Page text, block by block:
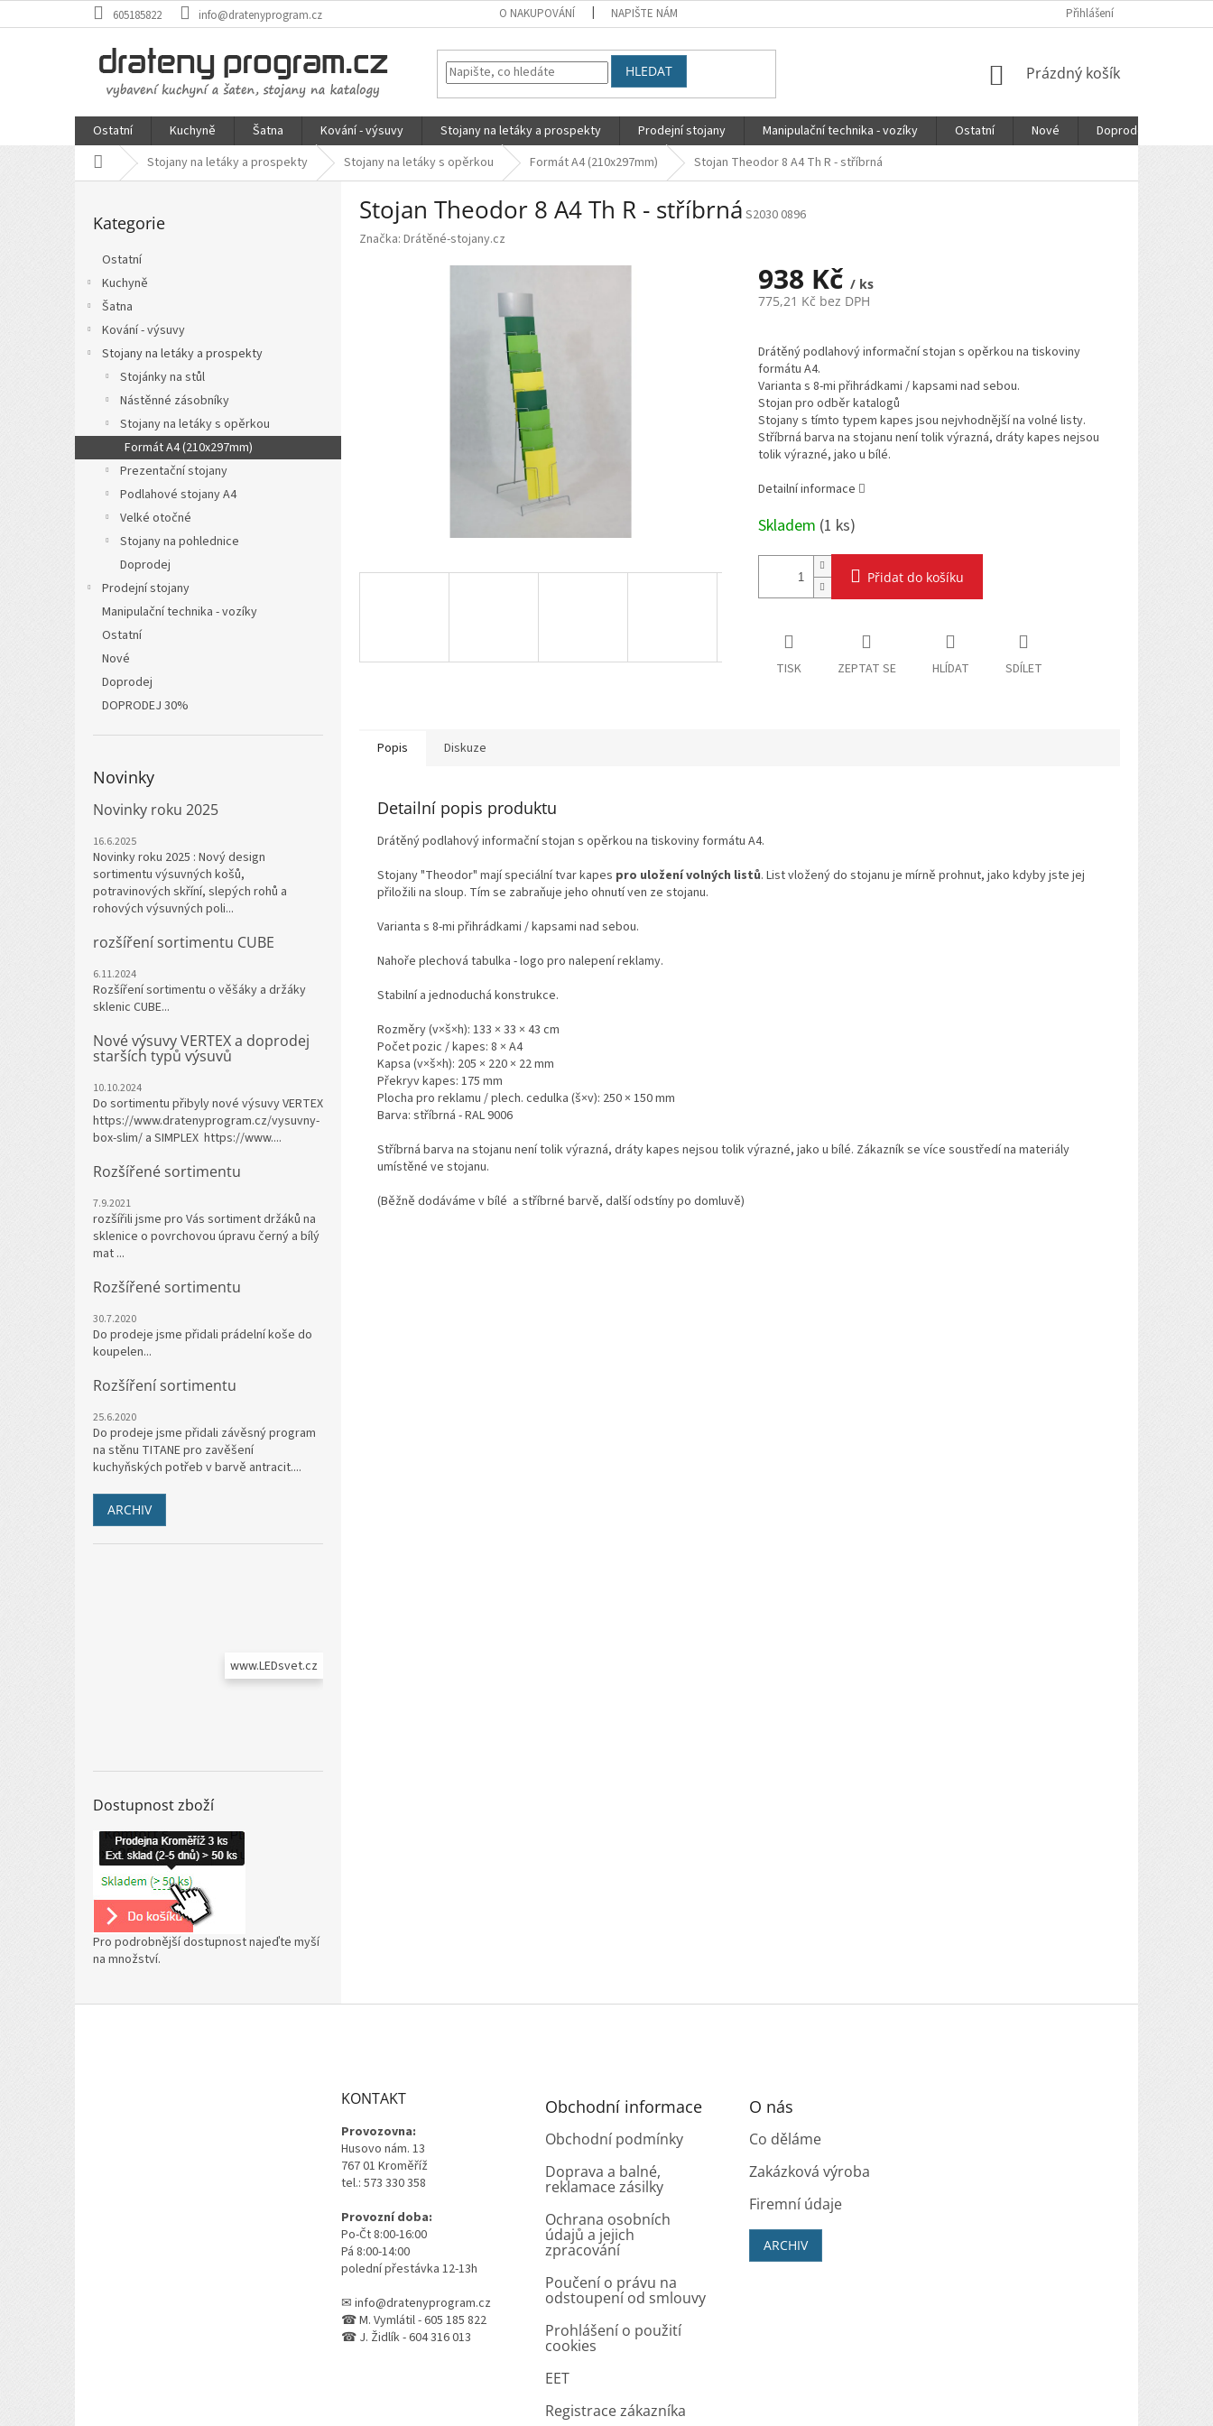
na
605185822 info@dratenyprogram.cz O NAKUPOVÁNÍ NAPIŠTE NÁM Přihlášení
HLEDAT
NÁKUPNÍ
Prázdný košík
Ostatní Kuchyně Šatna Kování - výsuvy Stojany na letáky a prospekty Prodejní stojany Manipulační technika - vozíky Ostatní Nové Doprodej
Domů Stojany na letáky a prospekty Stojany na letáky s opěrkou Formát A4 (210x297mm) Stojan Theodor 8 A4 Th R - stříbrná
kategorie
Kategorie
Ostatní
Kuchyně
Šatna
Kování - výsuvy
Stojany na letáky a prospekty
Stojánky na stůl
Nástěnné zásobníky
Stojany na letáky s opěrkou
Formát A4 (210x297mm)
Prezentační stojany
Podlahové stojany A4
Velké otočné
Stojany na pohlednice
Doprodej
Prodejní stojany
Manipulační technika - vozíky
Ostatní
Nové
Doprodej
DOPRODEJ 30%
Novinky
Novinky roku 2025
16.6.2025
Novinky roku 2025 : Nový design
sortimentu výsuvných košů,
potravinových skříní, slepých rohů a
rohových výsuvných poli...
rozšíření sortimentu CUBE
6.11.2024
Rozšíření sortimentu o věšáky a držáky
sklenic CUBE...
Nové výsuvy VERTEX a doprodej
starších typů výsuvů
10.10.2024
Do sortimentu přibyly nové výsuvy VERTEX
https://www.dratenyprogram.cz/vysuvny-
box-slim/ a SIMPLEX https://www....
Rozšířené sortimentu
7.9.2021
rozšířili jsme pro Vás sortiment držáků na
sklenice o povrchovou úpravu černý a bílý
mat ...
Rozšířené sortimentu
30.7.2020
Do prodeje jsme přidali prádelní koše do
koupelen...
Rozšíření sortimentu
25.6.2020
Do prodeje jsme přidali závěsný program
na stěnu TITANE pro zavěšení
kuchyňských potřeb v barvě antracit....
ARCHIV
www.LEDsvet.cz
Dostupnost zboží
Pro podrobnější dostupnost najeďte myší
na množství.
Stojan Theodor 8 A4 Th R - stříbrná S2030 0896
Značka: Drátěné-stojany.cz
938 Kč / ks
775,21 Kč bez DPH
cena:
Drátěný podlahový informační stojan s opěrkou na tiskoviny
formátu A4.
Varianta s 8-mi přihrádkami / kapsami nad sebou.
Stojan pro odběr katalogů
Stojany s tímto typem kapes jsou nejvhodnější na volné listy.
Stříbrná barva na stojanu není tolik výrazná, dráty kapes nejsou
tolik výrazné, jako u bílé.
Detailní informace
Skladem (1 ks)
Přidat do košíku
TISK ZEPTAT SE HLÍDAT SDÍLET
Popis Diskuze
Detailní popis produktu
Drátěný podlahový informační stojan s opěrkou na tiskoviny formátu A4.
Stojany "Theodor" mají speciální tvar kapes pro uložení volných listů. List vložený do stojanu je mírně prohnut, jako kdyby jste jej
přiložili na sloup. Tím se zabraňuje jeho ohnutí ven ze stojanu.
Varianta s 8-mi přihrádkami / kapsami nad sebou.
Nahoře plechová tabulka - logo pro nalepení reklamy.
Stabilní a jednoduchá konstrukce.
Rozměry (v×š×h): 133 × 33 × 43 cm
Počet pozic / kapes: 8 × A4
Kapsa (v×š×h): 205 × 220 × 22 mm
Překryv kapes: 175 mm
Plocha pro reklamu / plech. cedulka (š×v): 250 × 150 mm
Barva: stříbrná - RAL 9006
Stříbrná barva na stojanu není tolik výrazná, dráty kapes nejsou tolik výrazné, jako u bílé. Zákazník se více soustředí na materiály
umístěné ve stojanu.
(Běžně dodáváme v bílé a stříbrné barvě, další odstíny po domluvě)
KONTAKT
Provozovna:
Husovo nám. 13
767 01 Kroměříž
tel.: 573 330 358
Provozní doba:
Po-Čt 8:00-16:00
Pá 8:00-14:00
polední přestávka 12-13h
✉ info@dratenyprogram.cz
☎ M. Vymlátil - 605 185 822
☎ J. Židlík - 604 316 013
Obchodní informace
Obchodní podmínky
Doprava a balné,
reklamace zásilky
Ochrana osobních
údajů a jejich
zpracování
Poučení o právu na
odstoupení od smlouvy
Prohlášení o použití
cookies
EET
Registrace zákazníka
O nás
Co děláme
Zakázková výroba
Firemní údaje
ARCHIV